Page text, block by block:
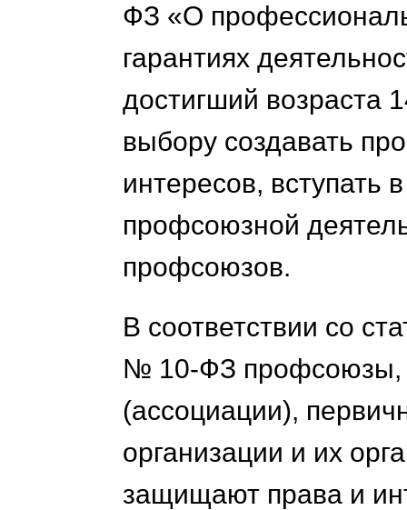
ФЗ «О
гарантиях
достигший возраста
выбору создавать
интересов, вступать
профсоюзной
профсоюзов.
В соответствии со
№ 10-ФЗ профсоюзы,
(ассоциации),
организации и их
защищают права и